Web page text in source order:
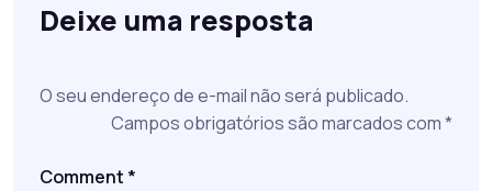
Deixe uma resposta
O seu endereço de e-mail não será publicado.
Campos obrigatórios são marcados com*
Comment *